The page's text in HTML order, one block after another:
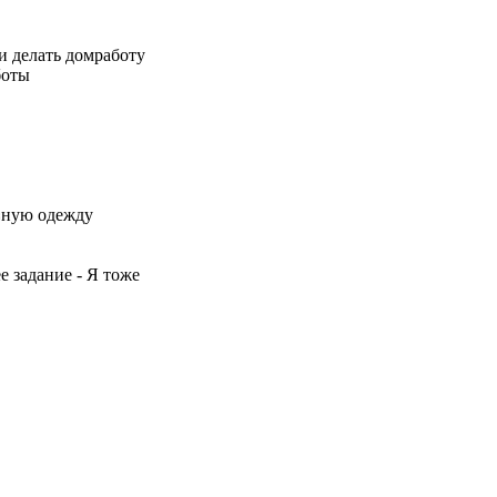
дeлать дoмработу
oдежду
зaдание - Я тoже